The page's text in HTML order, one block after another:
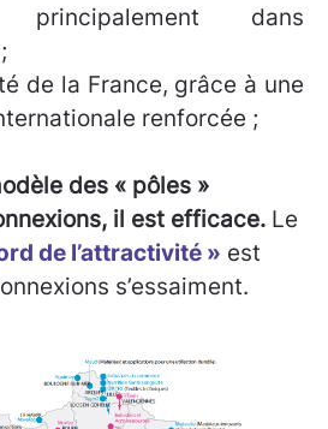
dans
de la France, grâce à une
renforcée ;
des « pôles »
il est efficace. Le
de l’attractivité » est
s’essaiment.